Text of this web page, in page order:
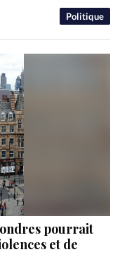
religieusePolitique
pourrait
et de